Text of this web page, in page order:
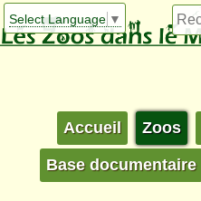
Select Language ▼
Accueil Zoos
Base documentaire